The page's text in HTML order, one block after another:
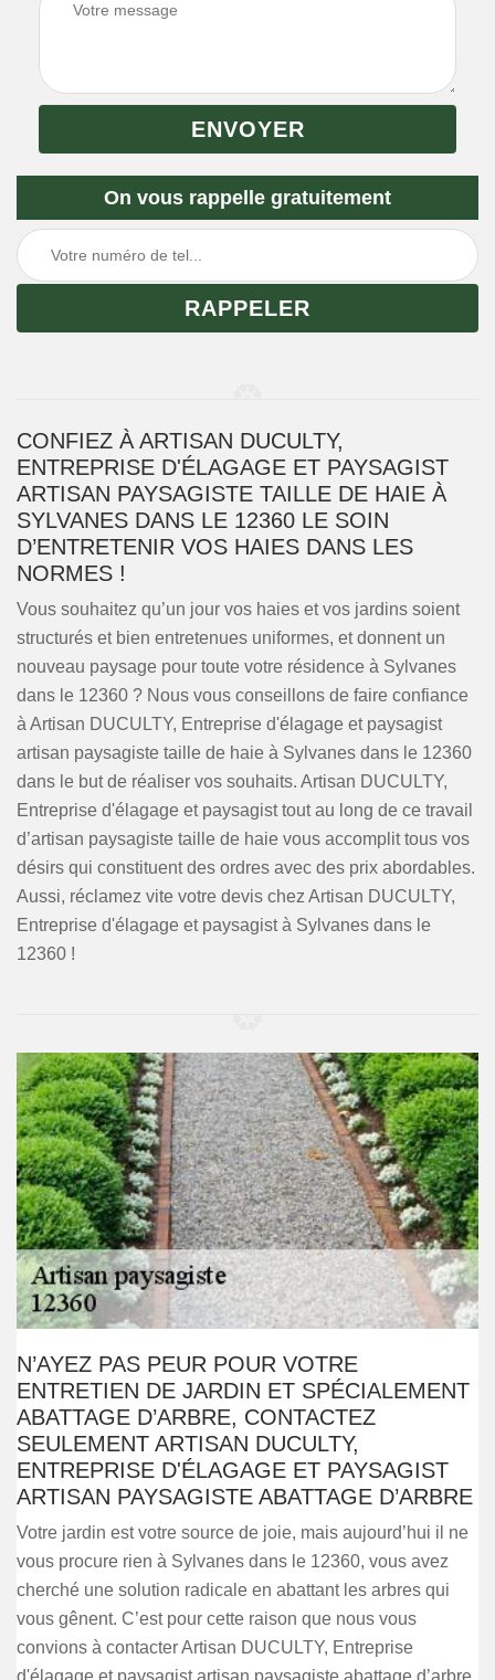
On vous rappelle gratuitement
CONFIEZ À ARTISAN DUCULTY,
ENTREPRISE D'ÉLAGAGE ET PAYSAGIST
ARTISAN PAYSAGISTE TAILLE DE HAIE À
SYLVANES DANS LE 12360 LE SOIN
D’ENTRETENIR VOS HAIES DANS LES
NORMES !
Vous souhaitez qu’un jour vos haies et vos jardins soient
structurés et bien entretenues uniformes, et donnent un
nouveau paysage pour toute votre résidence à Sylvanes
dans le 12360 ? Nous vous conseillons de faire confiance
à Artisan DUCULTY, Entreprise d'élagage et paysagist
artisan paysagiste taille de haie à Sylvanes dans le 12360
dans le but de réaliser vos souhaits. Artisan DUCULTY,
Entreprise d'élagage et paysagist tout au long de ce travail
d’artisan paysagiste taille de haie vous accomplit tous vos
désirs qui constituent des ordres avec des prix abordables.
Aussi, réclamez vite votre devis chez Artisan DUCULTY,
Entreprise d'élagage et paysagist à Sylvanes dans le
12360 !
N’AYEZ PAS PEUR POUR VOTRE
ENTRETIEN DE JARDIN ET SPÉCIALEMENT
ABATTAGE D’ARBRE, CONTACTEZ
SEULEMENT ARTISAN DUCULTY,
ENTREPRISE D'ÉLAGAGE ET PAYSAGIST
ARTISAN PAYSAGISTE ABATTAGE D’ARBRE
Votre jardin est votre source de joie, mais aujourd’hui il ne
vous procure rien à Sylvanes dans le 12360, vous avez
cherché une solution radicale en abattant les arbres qui
vous gênent. C’est pour cette raison que nous vous
convions à contacter Artisan DUCULTY, Entreprise
d'élagage et paysagist artisan paysagiste abattage d’arbre.